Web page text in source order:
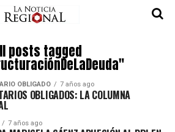
posts tagged
OBLIGADO 7 años ago
OBLIGADOS: LA COLUMNA
7 años ago